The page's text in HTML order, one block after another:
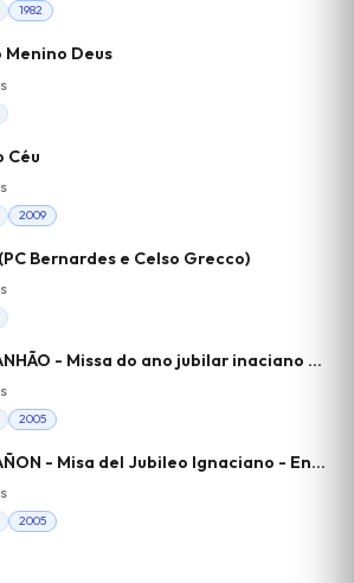
1982
Menino Deus
Céu
2009
Bernardes e Celso Grecco)
BALA DE CANHÃO - Missa do ano jubilar inaciano - entrada
2005
BALA DE CAÑON - Misa del Jubileo Ignaciano - Entrada
2005